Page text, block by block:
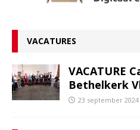
VACATURES
VACATURE
Bethelkerk
23 september 2024